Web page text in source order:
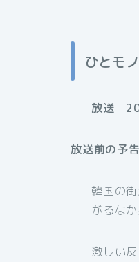
ひとモ
放送
放送前の予告
韓国の
がるな
激しい